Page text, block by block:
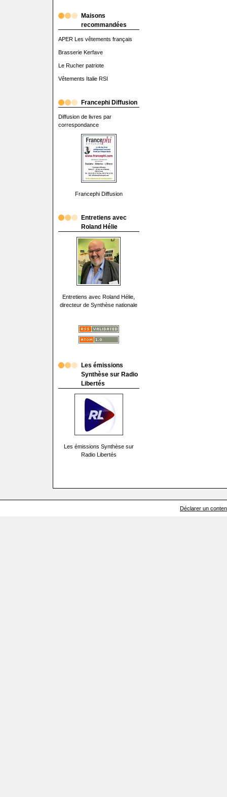
Maisons
recommandées
APER Les vêtements français
Brasserie Kerfave
Le Rucher patriote
Vêtements Italie RSI
Francephi Diffusion
Diffusion de livres par
correspondance
Francephi Diffusion
Entretiens avec
Roland Hélie
Entretiens avec Roland Hélie,
directeur de Synthèse nationale
Les émissions
Synthèse sur Radio
Libertés
Les émissions Synthèse sur
Radio Libertés
Déclarer un